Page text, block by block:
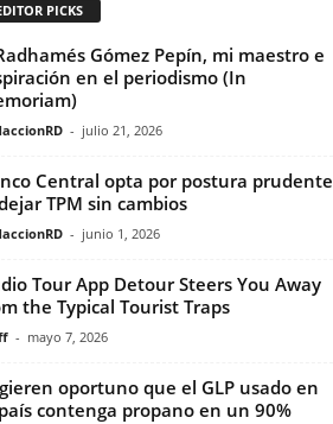
PICKS
Gómez Pepín, mi maestro e
en el periodismo (In
- julio 21, 2026
Central opta por postura prudente
TPM sin cambios
- junio 1, 2026
Tour App Detour Steers You Away
the Typical Tourist Traps
- mayo 7, 2026
oportuno que el GLP usado en
contenga propano en un 90%